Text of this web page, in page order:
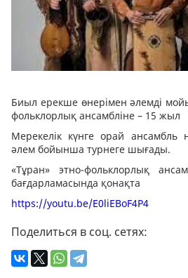
Биыл ерекше өнерімен әлемді
фольклорлық ансамбліне – 15 жыл
Мерекелік күнге орай ансамбль
әлем бойынша турнеге шығады.
«Тұран» этно-фольклорлық
бағдарламасында қонақта
https://youtu.be/E0liEBoF4P4
Поделиться в соц. сетях: